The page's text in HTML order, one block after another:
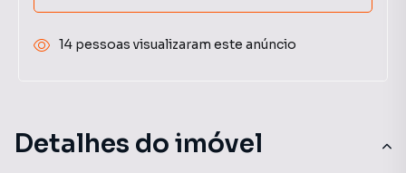
Detalhes do imóvel
14 pessoas visualizaram este anúncio